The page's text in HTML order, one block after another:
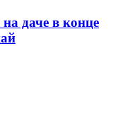
даче в конце